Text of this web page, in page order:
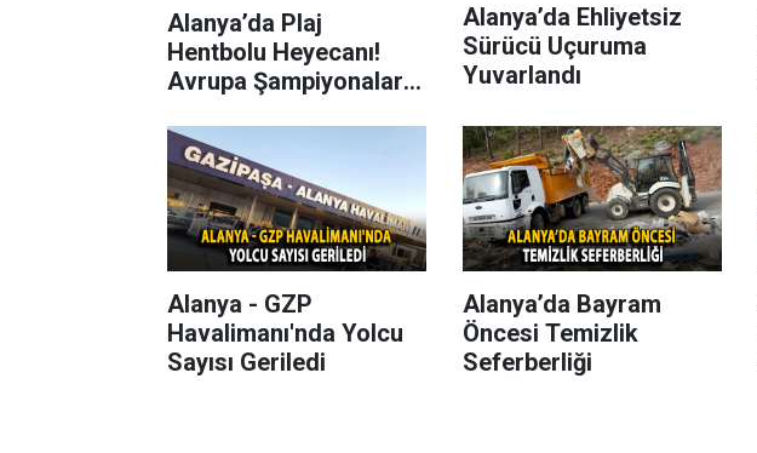
Alanya’da Plaj
Hentbolu Heyecanı!
Avrupa Şampiyonaları
Alanya’da Ehliyetsiz
Sürücü Uçuruma
Yuvarlandı
Alanya - GZP
Havalimanı'nda Yolcu
Sayısı Geriledi
Alanya’da Bayram
Öncesi Temizlik
Seferberliği